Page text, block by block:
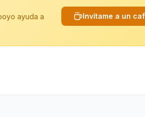
ayuda a
Invítame a un